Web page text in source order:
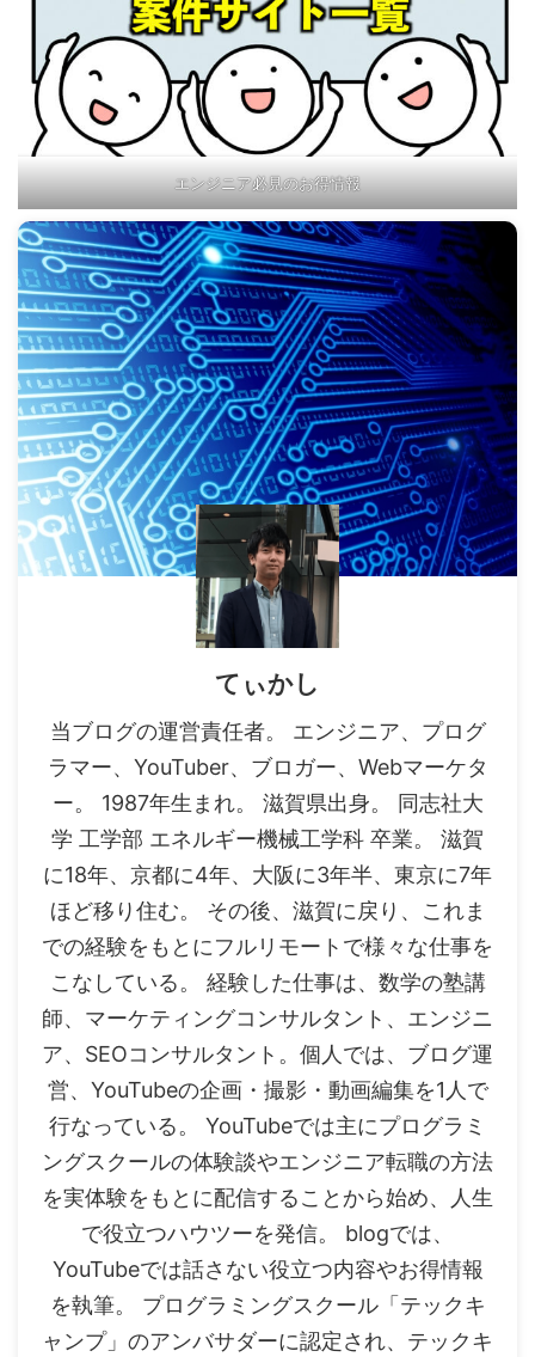
エンジニア必見のお得情報
てぃかし
当ブログの運営責任者。 エンジニア、プログ
ラマー、YouTuber、ブロガー、Webマーケタ
ー。 1987年生まれ。 滋賀県出身。 同志社大
学 工学部 エネルギー機械工学科 卒業。 滋賀
に18年、京都に4年、大阪に3年半、東京に7年
ほど移り住む。 その後、滋賀に戻り、これま
での経験をもとにフルリモートで様々な仕事を
こなしている。 経験した仕事は、数学の塾講
師、マーケティングコンサルタント、エンジニ
ア、SEOコンサルタント。個人では、ブログ運
営、YouTubeの企画・撮影・動画編集を1人で
行なっている。 YouTubeでは主にプログラミ
ングスクールの体験談やエンジニア転職の方法
を実体験をもとに配信することから始め、人生
で役立つハウツーを発信。 blogでは、
YouTubeでは話さない役立つ内容やお得情報
を執筆。 プログラミングスクール「テックキ
ャンプ」のアンバサダーに認定され、テックキ